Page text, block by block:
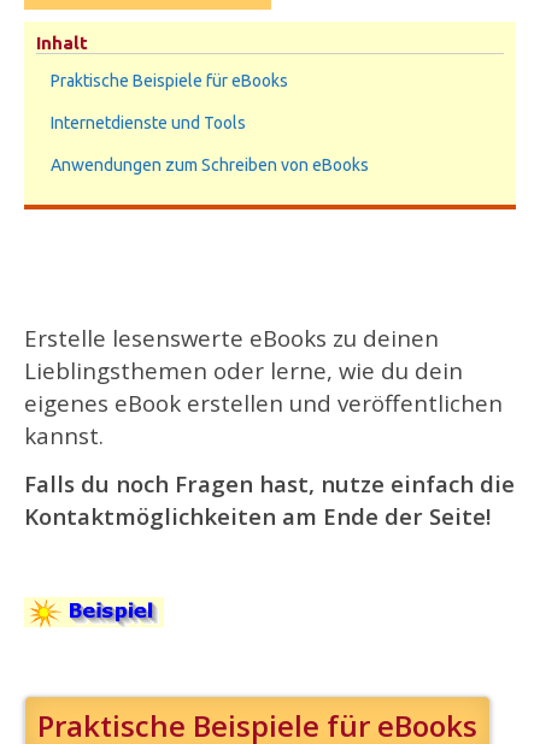
Inhalt
Praktische Beispiele für eBooks
Internetdienste und Tools
Anwendungen zum Schreiben von eBooks
Erstelle lesenswerte eBooks zu deinen
Lieblingsthemen oder lerne, wie du dein
eigenes eBook erstellen und veröffentlichen
kannst.
Falls du noch Fragen hast, nutze einfach die
Kontaktmöglichkeiten am Ende der Seite!
Praktische Beispiele für eBooks